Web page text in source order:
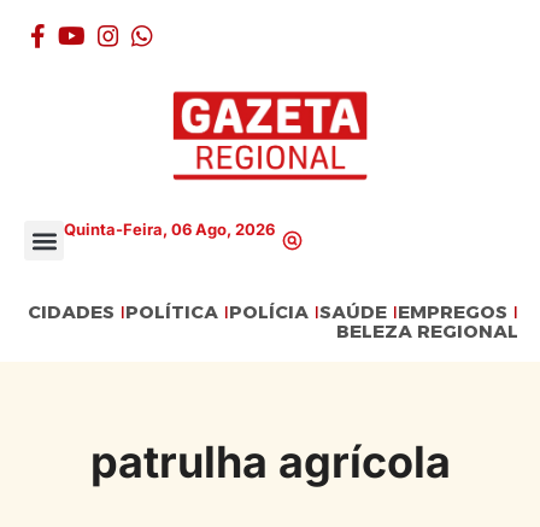
Quinta-Feira, 06 Ago, 2026
CIDADES POLÍTICA POLÍCIA SAÚDE EMPREGOS
BELEZA REGIONAL
patrulha agrícola